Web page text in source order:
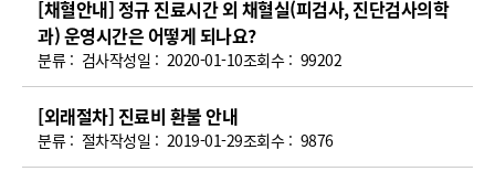
진
FAQ(번
분류 : 검사
[채혈안내] 정규 진료시간 외 채혈실(피검사, 진단검사의학
과) 운영시간은 어떻게 되나요?
작성일 : 2020-01-10조회수 : 99202
분류 : 절차
[외래절차] 진료비 환불 안내
작성일 : 2019-01-29조회수 : 9876